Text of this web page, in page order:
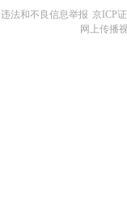
违法和不良信息举报 京ICP
网上传播